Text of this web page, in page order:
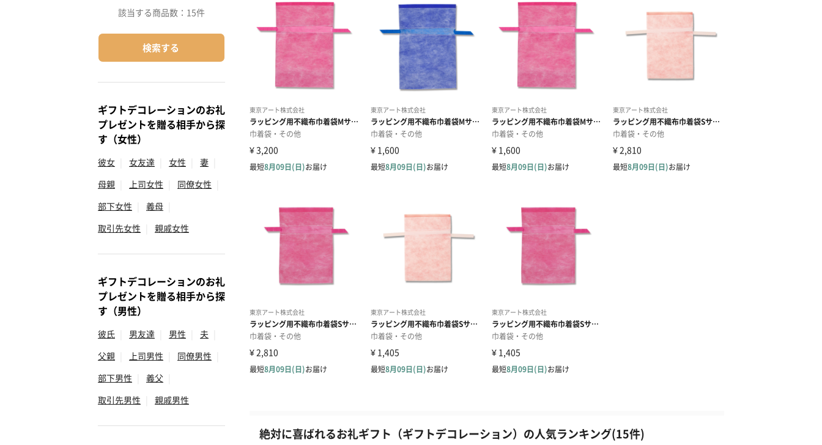
該当する商品数： 15件
検索する
ギフトデコレーションのお礼
プレゼントを贈る相手から探
す（女性）
彼女 女友達 女性 妻
母親
上司女性 同僚女性
部下女性
義母
取引先女性
親戚女性
ギフトデコレーションのお礼
プレゼントを贈る相手から探
す（男性）
彼氏 男友達 男性 夫
父親
上司男性 同僚男性
部下男性
義父
取引先男性
親戚男性
絶対に喜ばれるお礼ギフト（ギフトデコレーション）の人気ランキング(15件)